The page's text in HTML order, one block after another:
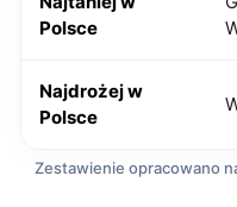
Polsce
Najdrożej w
Polsce
Zestawienie opracowano